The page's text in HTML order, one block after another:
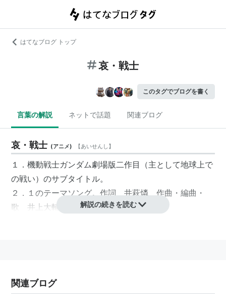
はてなブログ トップ
哀・戦士
このタグでブログを書く
言葉の解説 ネットで話題 関連ブログ
哀・戦士 (アニメ) 【あいせんし 】
１．機動戦士ガンダム劇場版二作目（主として地球上で
の戦い）のサブタイトル。
２．１のテーマソング。作詞 井萩燐 作曲・編曲・
歌 井上大輔。名曲である。
解説の続きを読む
関連ブログ